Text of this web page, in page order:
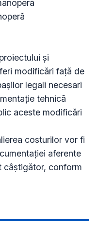
și
modificări față de
legali necesari
tehnică
aceste modificări
costurilor vor fi
aferente
câștigător, conform